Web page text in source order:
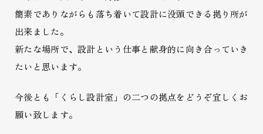
簡素でありながらも落ち着いて設計に没頭できる拠り所が
出来ました。
新たな場所で、設計という仕事と献身的に向き合っていき
たいと思います。
今後とも「くらし設計室」の二つの拠点をどうぞ宜しくお
願い致します。